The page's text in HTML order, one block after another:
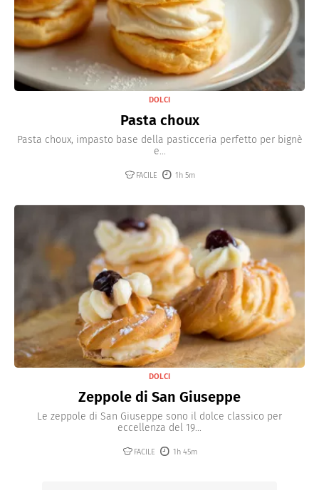
DOLCI
Pasta choux
Pasta choux, impasto base della pasticceria perfetto per bignè
e...
FACILE 1h 5m
DOLCI
Zeppole di San Giuseppe
Le zeppole di San Giuseppe sono il dolce classico per
eccellenza del 19...
FACILE 1h 45m